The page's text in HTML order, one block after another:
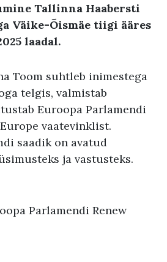
Tallinna Haabersti
Väike-Õismäe tiigi ääres
laadal.
Toom suhtleb inimestega
telgis, valmistab
Euroopa Parlamendi
vaatevinklist.
saadik on avatud
ja vastusteks.
Parlamendi Renew